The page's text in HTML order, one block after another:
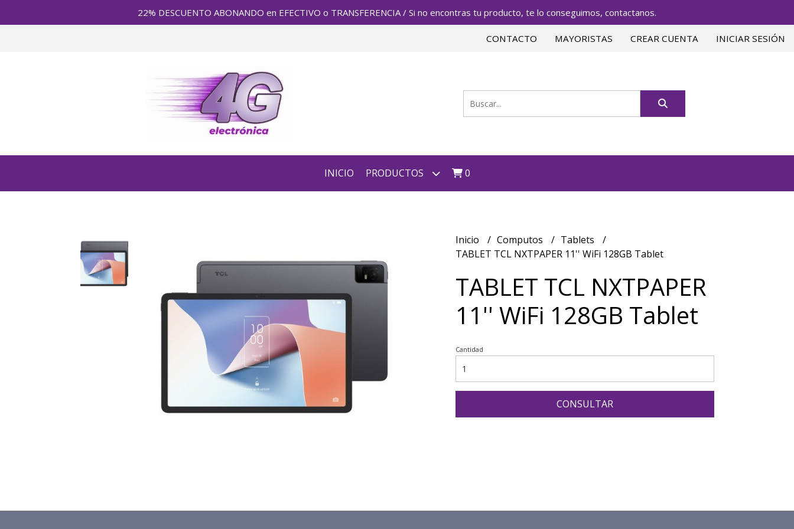
22% DESCUENTO ABONANDO en EFECTIVO o TRANSFERENCIA / Si no encontras tu producto, te lo conseguimos, contactanos.
CONTACTO MAYORISTAS CREAR CUENTA INICIAR SESIÓN
INICIO PRODUCTOS 0
Inicio Computos
Tablets
TABLET TCL NXTPAPER 11'' WiFi 128GB Tablet
TABLET TCL NXTPAPER
11'' WiFi 128GB Tablet
Cantidad
CONSULTAR